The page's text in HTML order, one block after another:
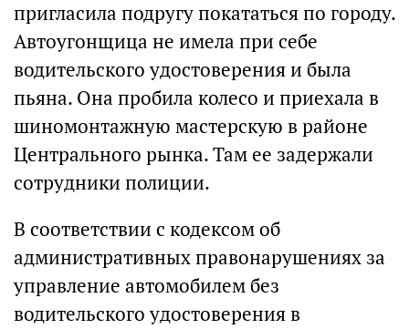
пригласила подругу покататься по городу.
Автоугонщица не имела при себе
водительского удостоверения и была
пьяна. Она пробила колесо и приехала в
шиномонтажную мастерскую в районе
Центрального рынка. Там ее задержали
сотрудники полиции.
В соответствии с кодексом об
административных правонарушениях за
управление автомобилем без
водительского удостоверения в